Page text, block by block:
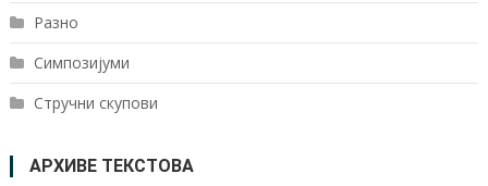
Разно
Симпозијуми
Стручни скупови
АРХИВЕ ТЕКСТОВА